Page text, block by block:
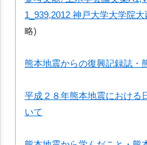
1_939,2012 神戸大学大学院
略)
熊本地震からの復興記録誌・
平成２８年熊本地震における
いて